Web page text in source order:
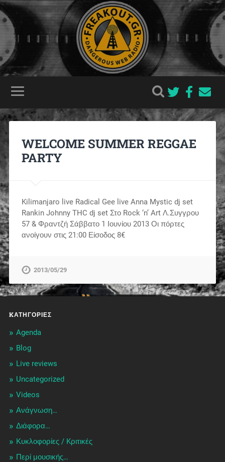
WELCOME SUMMER REGGAE
PARTY
Kilimanjaro live Radical Gee live Anna Mystic dj set
Rankin Johnny THC dj set Στο Rock ‘n’ Art Λ.Συγγρου
57 & Φραντζή Σάββατο 1 Ιουνίου 2013 Οι πόρτες
ανοίγουν στις 21:00 Είσοδος 8€
2013/05/29
KΑΤΗΓΟΡΊΕΣ
Agenda
Blog
Live reviews
Uncategorized
Videos
Ανάγνωση…
Διάφορα…
Κυκλοφορίες / Kριτικές
Περί μουσικής…